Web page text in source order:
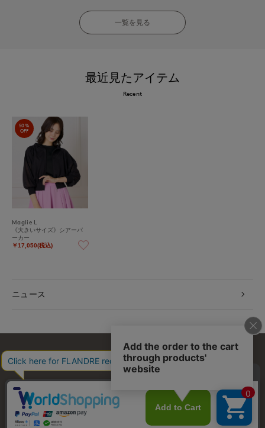
一覧を見る
最近見たアイテム
Recent
50%
OFF
Maglie L
《大きいサイズ》シアーパ
ーカー
￥17,050(税込)
ニュース
お問い合わせ 利用規約 会社概要 プライバシーポリシー
特定商取引・古物営業法に基づく表示 店舗リスト